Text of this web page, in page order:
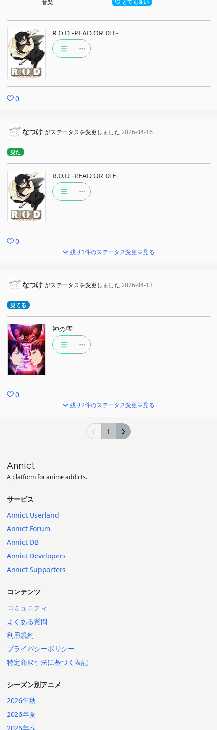
音楽 とても良い
R.O.D -READ OR DIE-
0
なつけ がステータスを変更しました 2026-04-16
見た
R.O.D -READ OR DIE-
0
残り1件のステータス変更を見る
なつけ がステータスを変更しました 2026-04-13
見てる
神の雫
0
残り2件のステータス変更を見る
1
Annict
A platform for anime addicts.
サービス
Annict Userland
Annict Forum
Annict DB
Annict Developers
Annict Supporters
コンテンツ
コミュニティ
よくある質問
利用規約
プライバシーポリシー
特定商取引法に基づく表記
シーズン別アニメ
2026年秋
2026年夏
2026年春